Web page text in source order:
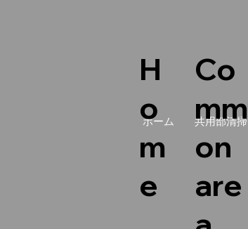
ホーム 共用部清掃
Co
mm
on
are
H
o
m
e